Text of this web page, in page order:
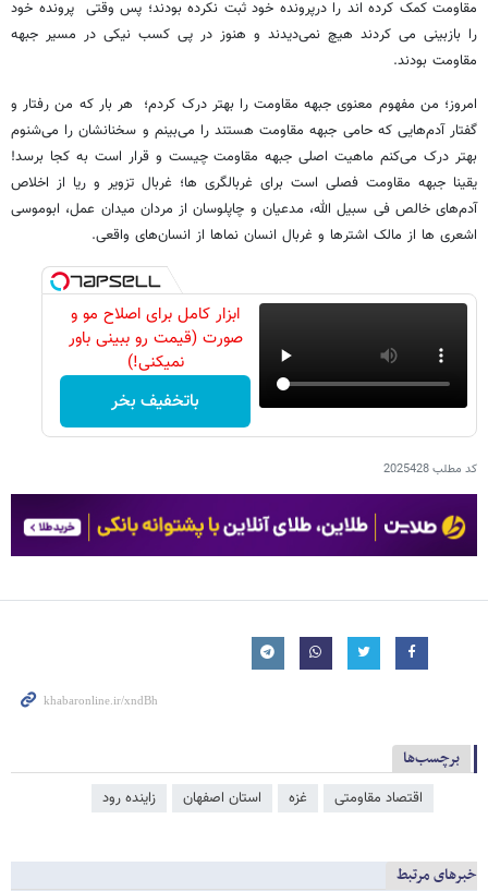
مقاومت کمک کرده اند را درپرونده خود ثبت نکرده بودند؛ پس وقتی پرونده خود
را بازبینی می کردند هیچ نمی‌دیدند و هنوز در پی کسب نیکی در مسیر جبهه
مقاومت بودند.
امروز؛ من مفهوم معنوی جبهه مقاومت را بهتر درک کردم؛ هر بار که من رفتار و
گفتار آدم‌هایی که حامی جبهه مقاومت هستند را می‌بینم و سخنانشان را می‌شنوم
بهتر درک می‌کنم ماهیت اصلی جبهه مقاومت چیست و قرار است به کجا برسد!
یقینا جبهه مقاومت فصلی است برای غربالگری ها؛ غربال تزویر و ریا از اخلاص
آدم‌های خالص فی سبیل الله، مدعیان و چاپلوسان از مردان میدان عمل، ابوموسی
اشعری ها از مالک اشترها و غربال انسان نماها از انسان‌های واقعی.
ابزار کامل برای اصلاح مو و
صورت (قیمت رو ببینی باور
نمیکنی!)
باتخفیف بخر
کد مطلب2025428
برچسب‌ها
اقتصاد مقاومتی غزه استان اصفهان زاینده رود
خبرهای مرتبط